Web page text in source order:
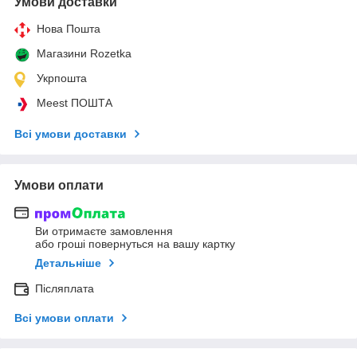
Нова Пошта
Магазини Rozetka
Укрпошта
Meest ПОШТА
Всі умови доставки
Умови оплати
Ви отримаєте замовлення
або гроші повернуться на вашу картку
Детальніше
Післяплата
Всі умови оплати